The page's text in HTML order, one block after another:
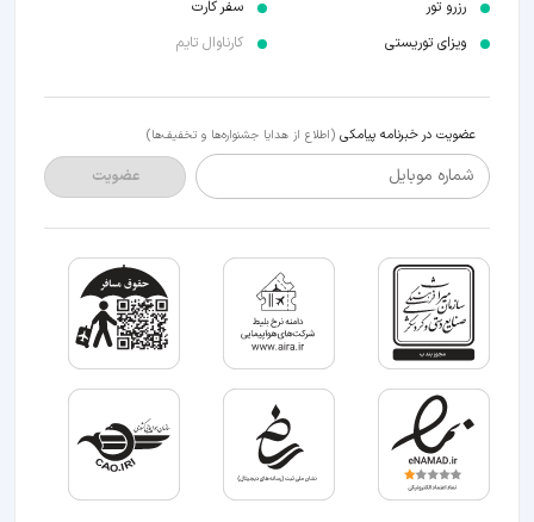
رزرو تور
ویزای توریستی
سفر کارت
کارناوال تایم
عضویت در خبرنامه پیامکی (اطلاع از هدایا جشنواره‌ها و تخفیف‌ها)
شماره موبایل عضویت